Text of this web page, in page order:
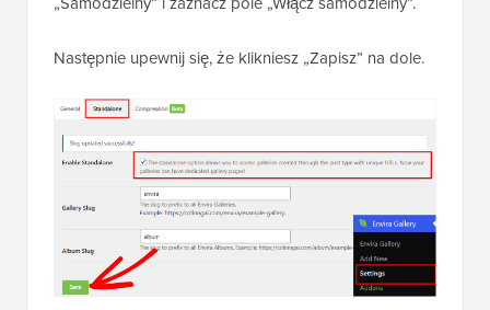
Następnie upewnij się, że klikniesz „Zapisz” na dole.